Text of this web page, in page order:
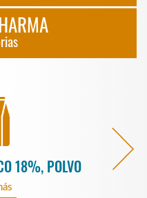
18%, POLVO